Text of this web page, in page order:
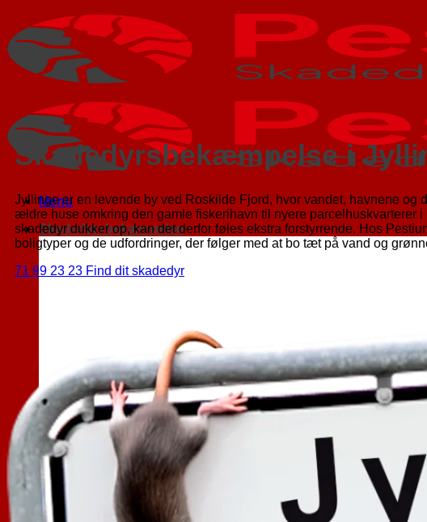
Menu
Skadedyrsbekæmpelse
Hvepse
Skadedyrsbekæmpelse i
Jyllinge er en levende by ved Roskilde Fjord, hvor vandet, havnene
ældre huse omkring den gamle fiskerihavn til nyere
skadedyr dukker op, kan det derfor føles ekstra forstyrrende. Hos
boligtyper og de udfordringer, der følger med at bo tæt på vand og
71 99 23 23 Find dit skadedyr